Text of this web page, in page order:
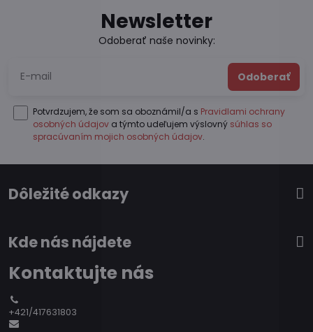
Newsletter
Odoberať naše novinky:
Odoberať
Potvrdzujem, že som sa oboznámil/a s Pravidlami ochrany
osobných údajov a týmto udeľujem výslovný súhlas so
spracúvaním mojich osobných údajov.
Dôležité odkazy
Kde nás nájdete
Kontaktujte nás
+421/417631803